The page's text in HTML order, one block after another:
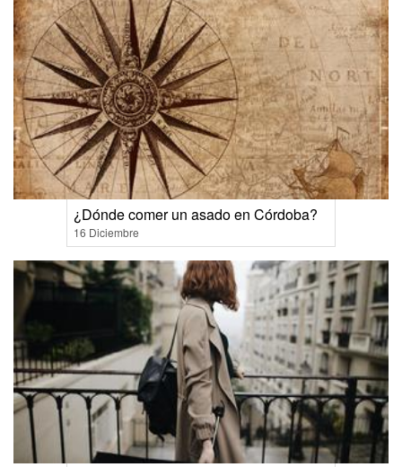
¿Dónde comer un asado en Córdoba?
16 Diciembre